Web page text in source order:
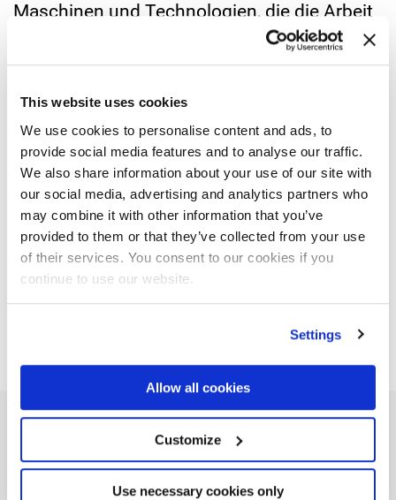
This website uses cookies
We use cookies to personalise content and ads, to
provide social media features and to analyse our traffic.
We also share information about your use of our site with
our social media, advertising and analytics partners who
may combine it with other information that you’ve
provided to them or that they’ve collected from your use
of their services. You consent to our cookies if you
continue to use our website.
Settings
Allow all cookies
Customize
Use necessary cookies only
Maschinen und Technologien, die die Arbeit
für Bediener erleichtern und optimal
Wer im Forstsektor arbeitet, braucht präzise Maschinen, die
Holztransport, Abholzung, Beschneidung der Bäume und
Lichtungsarbeiten. Unsere hochmodernen Maschinen und
Technologien erleichtern die Arbeit für den Bediener, indem
sie optimale Bedingungen schaffen und dabei mehr
Geschwindigkeit und flüssigere Bewegungen ermöglichen.
Beteiligte Unternehmen
UnsereRealizations